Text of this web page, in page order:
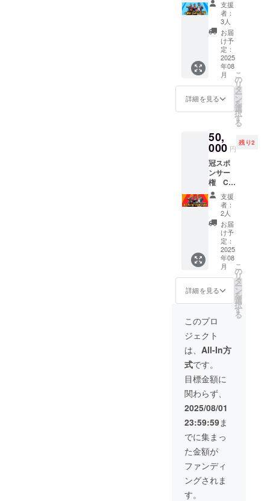
呼ばせ
て頂き
ます。
ラジオ
存続の
ため、
ご協力
いただ
けると
幸いで
ござい
ます。
備考欄
に、お
名前
と、一
言メッ
セージ
を記入
してく
ださ
い。ラ
ジオ内
で読ま
せてい
ただき
ます。
ジュー
年6月上
旬 クラ
ファン
ディン
グ開始
2025年
7月下旬
ドファ
ンディ
ング終
了 期間
内から
随時リ
ターン
の番組
は〇〇
さんの
ご提供
でお送
りして
おりま
す」 こ
ちらを
ラジオ
の冒頭
で（4回
分）、
ご協力
者とし
て名前
（ラジ
オネー
ム）を
呼ばせ
て頂き
ます。
ラジオ
存続の
ため、
ご協力
いただ
けると
幸いで
りがと
ござい
ます。
備考欄
に、お
名前
と、一
言メッ
セージ
を記入
してく
ださ
い。ラ
ジオ内
で読ま
せてい
ただき
ます。
支援
者：
3人
お届
け予
定：
2025
年08
月
詳細を見る
こ
の
リ
タ
ー
ン
を
選
択
す
る
50,
000 円
残り2
冠スポ
ンサー
権 CM
権 4週
分 ラジ
オ放送
内で、
30秒程
度のCM
を作成
し、番
組の冒
頭と最
後に、
そのCM
を流さ
せて頂
きま
す。 ど
のよう
なCMに
するか
は、
メール
で打ち
合わせ
させて
頂き、
内容を
決めさ
せてい
ただけ
ればと
思いま
支援
者：
2人
お届
け予
定：
2025
年08
月
詳細を見る
こ
の
リ
タ
ー
ン
を
選
択
す
る
このプロ
ジェクト
は、 All-In方
式です。
目標金額に
関わらず、
2025/08/01
23:59:59ま
でに集まっ
た金額が
ファンディ
ングされま
す。